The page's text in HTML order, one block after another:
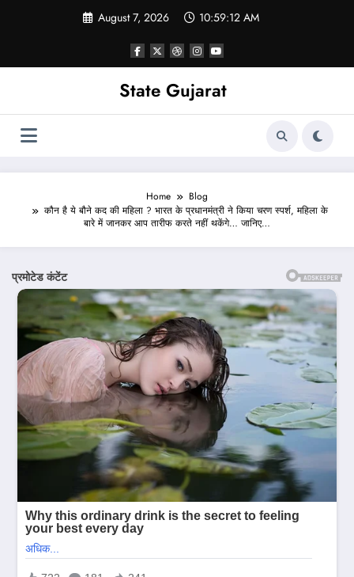
August 7, 2026 10:59:14 AM
State Gujarat
Home
Blog
कौन है ये बौने कद की महिला ? भारत के प्रधानमंत्री ने किया चरण स्पर्श, महिला के
बारे में जानकर आप तारीफ करते नहीं थकेंगे… जानिए…